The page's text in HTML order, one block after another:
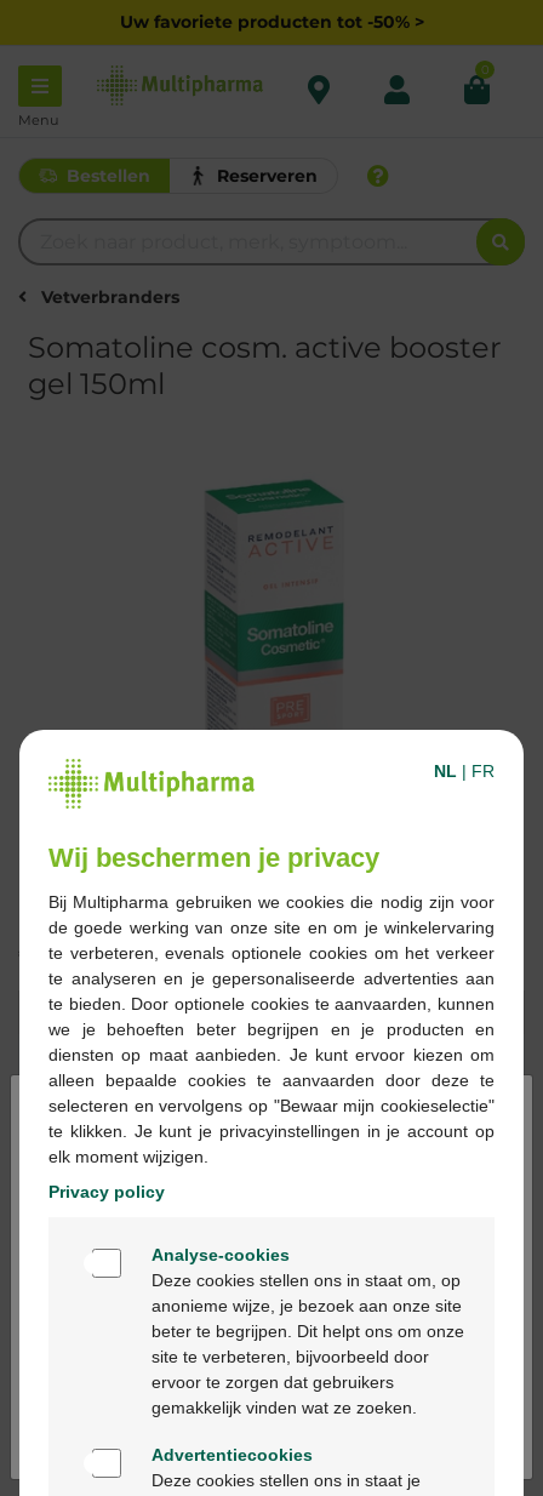
Uw favoriete producten tot -50% >
Menu
0
Bestellen Reserveren
Vetverbranders
Somatoline cosm. active booster
gel 150ml
€ 39,90
Bestellen Reserveren
Op voorraad online
- +
Max. aantal = 12
Op werkdagen vóór 12u besteld, volgende
werkdag geleverd
levering in je Multipharma apotheek
levering thuis vanaf €55
Klantendienst
via chat of
×
Bienvenue
Ga verder in het nederlands
Continuez en français
NL | FR
Wij beschermen je privacy
Bij Multipharma gebruiken we cookies die nodig zijn voor
de goede werking van onze site en om je winkelervaring
te verbeteren, evenals optionele cookies om het verkeer
te analyseren en je gepersonaliseerde advertenties aan
te bieden. Door optionele cookies te aanvaarden, kunnen
we je behoeften beter begrijpen en je producten en
diensten op maat aanbieden. Je kunt ervoor kiezen om
alleen bepaalde cookies te aanvaarden door deze te
selecteren en vervolgens op "Bewaar mijn cookieselectie"
te klikken. Je kunt je privacyinstellingen in je account op
elk moment wijzigen.
Privacy policy
Analyse-cookies
Deze cookies stellen ons in staat om, op
anonieme wijze, je bezoek aan onze site
beter te begrijpen. Dit helpt ons om onze
site te verbeteren, bijvoorbeeld door
ervoor te zorgen dat gebruikers
gemakkelijk vinden wat ze zoeken.
Advertentiecookies
Deze cookies stellen ons in staat je